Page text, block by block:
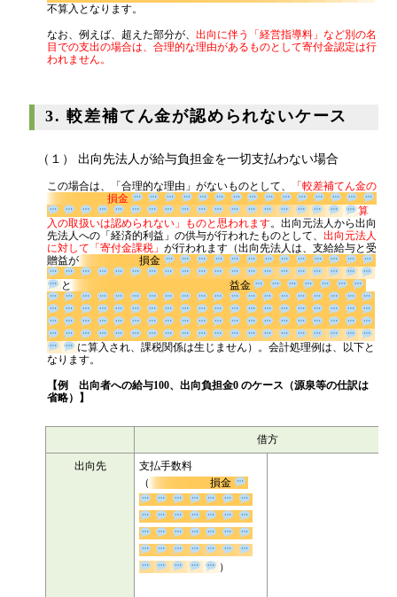
不算入となります。
なお、例えば、超えた部分が、 出向に伴う「経営指導料」など別の名
目での支出の場合は、合理的な理由があるものとして寄付金認定は行
われません。
3. 較差補てん金が認められないケース
（１） 出向先法人が給与負担金を一切支払わない場合
この場合は、「合理的な理由」がないものとして、
「較差補てん金の
損金
算入の取扱いは認められない」ものと思われます 。出向元法人から出
向先法人への「経済的利益」の供与が行われたものとして、出向元法
人に対して「寄付金課税」が行われます（出向先法人は、支給給与と
受贈益が
損金
益金
に算入され、課税関係は生じません）。会計処理
例は、以下となります。
【例 出向者への給与100、出向負担金0 のケース（源泉等の仕訳は
省略）】
借方
出向先
支払手数料
（
損金